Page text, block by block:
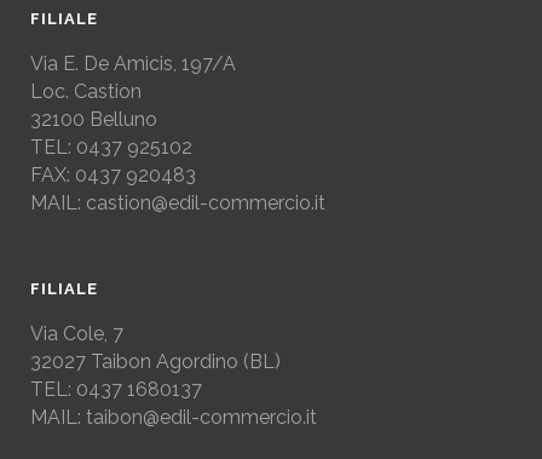
FILIALE
Via E. De Amicis, 197/A
Loc. Castion
32100 Belluno
TEL: 0437 925102
FAX: 0437 920483
MAIL: castion@edil-commercio.it
FILIALE
Via Cole, 7
32027 Taibon Agordino (BL)
TEL: 0437 1680137
MAIL: taibon@edil-commercio.it